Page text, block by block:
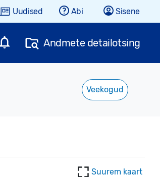
Uudised Abi Sisene
Andmete detailotsing
Veekogud
Suurem kaart